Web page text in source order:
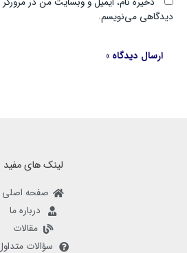
دیدگاهی می‌نویسم.
لینک های مفید
صفحه اصلی
درباره ما
مقالات
سؤالات